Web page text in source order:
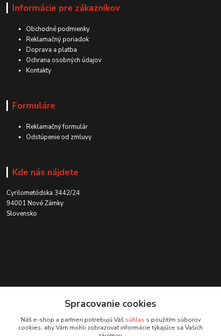
Informácie pre zákazníkov
Obchodné podmienky
Reklamačný poriadok
Doprava a platba
Ochrana osobných údajov
Kontakty
Formuláre
Reklamačný formulár
Odstúpenie od zmluvy
Kde nás nájdete
Cyrilometódska 3442/24
94001 Nové Zámky
Slovensko
0915 707 737
(Po-Pia, 8-15 hod.)
Spracovanie cookies
Náš e-shop a partneri potrebujú Váš súhlas s použitím súborov
cookies, aby Vám mohli zobrazovať informácie týkajúce sa Vašich